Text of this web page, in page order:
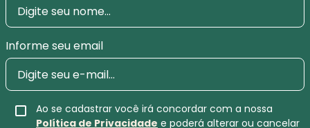
Informe seu email
Ao se cadastrar você irá concordar com a nossa
Política de Privacidade e poderá alterar ou cancelar